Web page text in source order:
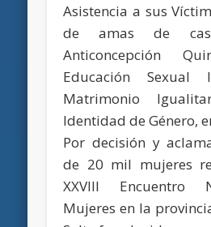
Asistencia a sus
de amas de
Anticoncepción
Educación Sexual
Matrimonio
Identidad de Género,
Por decisión y
de 20 mil mujeres
XXVIII Encuentro
Mujeres en la